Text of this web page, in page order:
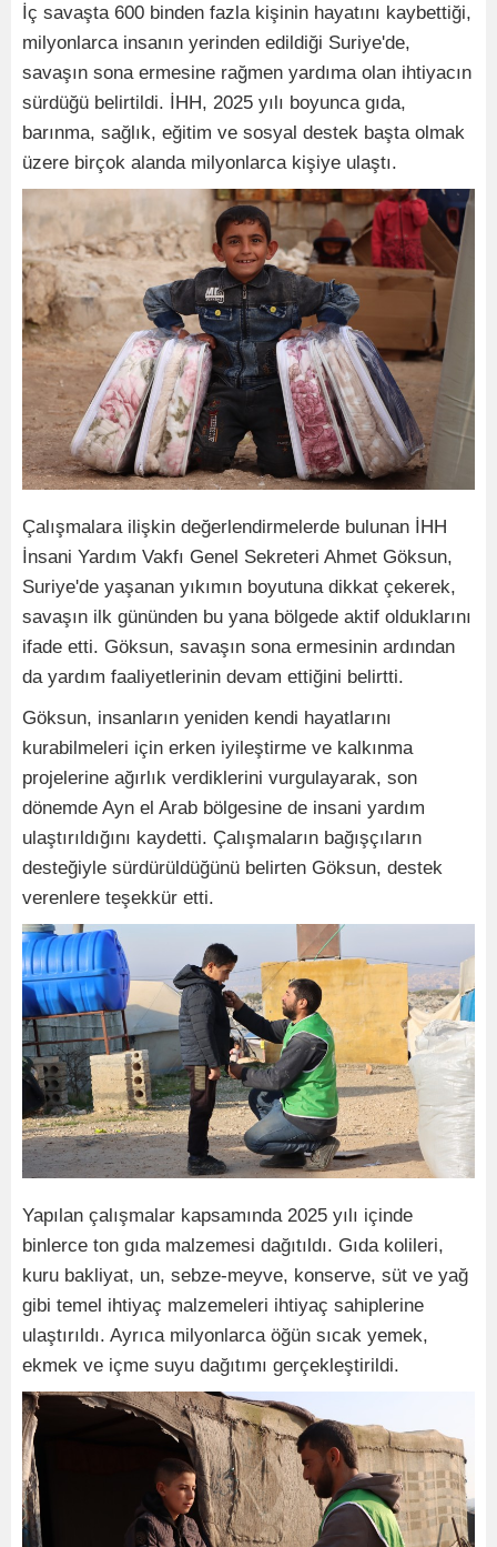
İç savaşta 600 binden fazla kişinin hayatını kaybettiği,
milyonlarca insanın yerinden edildiği Suriye'de,
savaşın sona ermesine rağmen yardıma olan ihtiyacın
sürdüğü belirtildi. İHH, 2025 yılı boyunca gıda,
barınma, sağlık, eğitim ve sosyal destek başta olmak
üzere birçok alanda milyonlarca kişiye ulaştı.
Çalışmalara ilişkin değerlendirmelerde bulunan İHH
İnsani Yardım Vakfı Genel Sekreteri Ahmet Göksun,
Suriye'de yaşanan yıkımın boyutuna dikkat çekerek,
savaşın ilk gününden bu yana bölgede aktif olduklarını
ifade etti. Göksun, savaşın sona ermesinin ardından
da yardım faaliyetlerinin devam ettiğini belirtti.
Göksun, insanların yeniden kendi hayatlarını
kurabilmeleri için erken iyileştirme ve kalkınma
projelerine ağırlık verdiklerini vurgulayarak, son
dönemde Ayn el Arab bölgesine de insani yardım
ulaştırıldığını kaydetti. Çalışmaların bağışçıların
desteğiyle sürdürüldüğünü belirten Göksun, destek
verenlere teşekkür etti.
Yapılan çalışmalar kapsamında 2025 yılı içinde
binlerce ton gıda malzemesi dağıtıldı. Gıda kolileri,
kuru bakliyat, un, sebze-meyve, konserve, süt ve yağ
gibi temel ihtiyaç malzemeleri ihtiyaç sahiplerine
ulaştırıldı. Ayrıca milyonlarca öğün sıcak yemek,
ekmek ve içme suyu dağıtımı gerçekleştirildi.